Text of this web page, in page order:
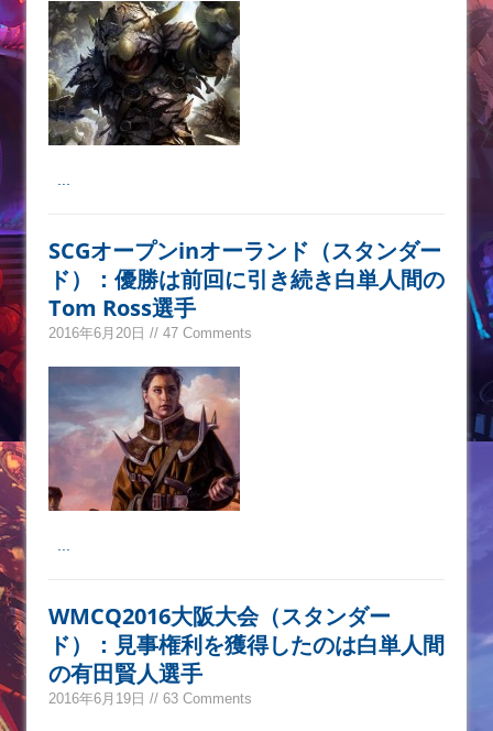
SCGオープンinオーランド（スタンダー
ド）：優勝は前回に引き続き白単人間の
Tom Ross選手
2016年6月20日 // 47 Comments
WMCQ2016大阪大会（スタンダー
ド）：見事権利を獲得したのは白単人間
の有田賢人選手
2016年6月19日 // 63 Comments